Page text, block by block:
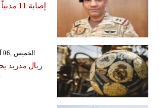
GMT 17:19 2026 الخميس ,06 آب / أغسطس
ريال مدريد